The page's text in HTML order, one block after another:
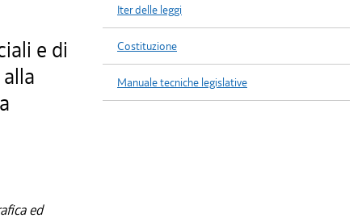
e di
ed
Iter delle leggi
Costituzione
Manuale tecniche legislative